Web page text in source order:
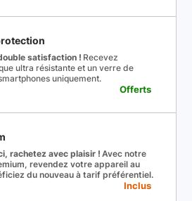
satisfaction ! Recevez
ultra résistante et un verre de
uniquement.
Offerts
rachetez avec plaisir ! Avec notre
revendez votre appareil au
du nouveau à tarif préférentiel.
Inclus